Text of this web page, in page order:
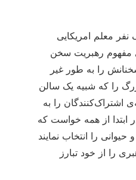
معلم امریکایی
مفهوم رهبریت سخن
را به طور غیر
را که شبیه یک سالن
را به
ابتدا از همه خواست که
را انتخاب نمایند
را از خود تبارز